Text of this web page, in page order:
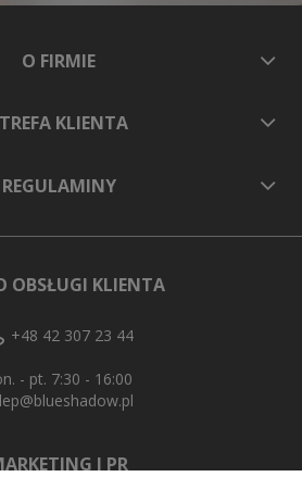
O FIRMIE
KLIENTA
REGULAMINY
OBSŁUGI KLIENTA
+48 42 307 23 44
- pt. 7:30 - 16:00
I PR